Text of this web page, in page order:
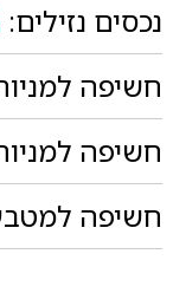
נכסים נזילים:
חשיפה
חשיפה
חשיפה